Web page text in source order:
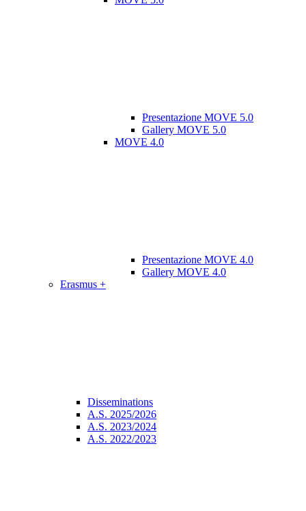
Presentazione MOVE 5.0
Gallery MOVE 5.0
MOVE 4.0
Presentazione MOVE 4.0
Gallery MOVE 4.0
Erasmus +
Disseminations
A.S. 2025/2026
A.S. 2023/2024
A.S. 2022/2023